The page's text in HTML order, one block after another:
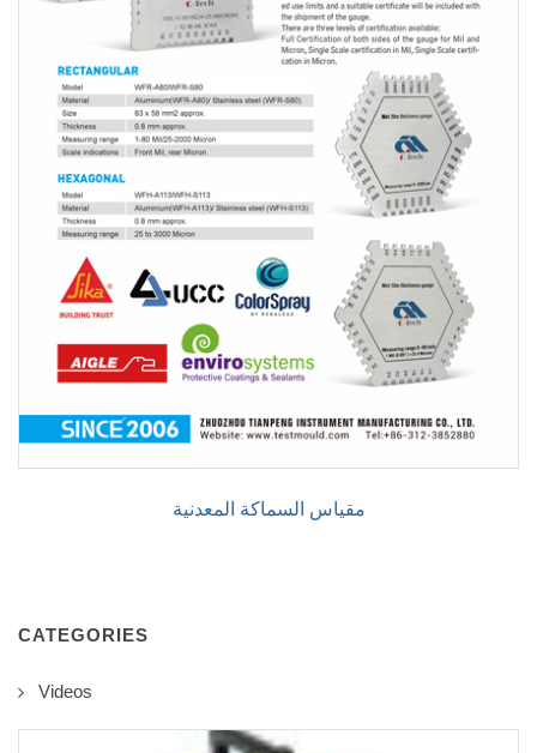
مقياس السماكة المعدنية
CATEGORIES
Videos